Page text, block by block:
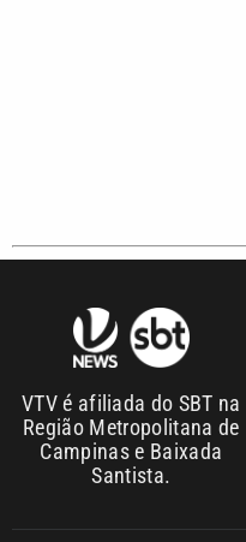
Sobre nós Anuncie agora
Copyright © 2026. Todos os